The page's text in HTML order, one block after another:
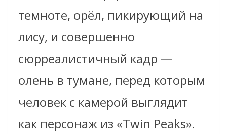
темноте, орёл, пикирующий на
лису, и совершенно
сюрреалистичный кадр —
олень в тумане, перед которым
человек с камерой выглядит
как персонаж из «Twin Peaks».